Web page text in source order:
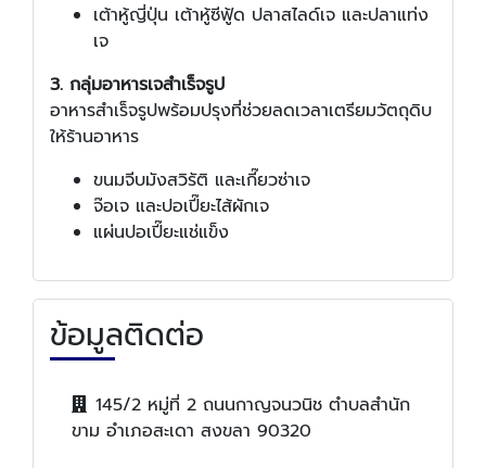
เต้าหู้ญี่ปุ่น เต้าหู้ซีฟู้ด ปลาสไลด์เจ และปลาแท่ง
เจ
3. กลุ่มอาหารเจสำเร็จรูป
อาหารสำเร็จรูปพร้อมปรุงที่ช่วยลดเวลาเตรียมวัตถุดิบ
ให้ร้านอาหาร
ขนมจีบมังสวิรัติ และเกี๊ยวซ่าเจ
จ๊อเจ และปอเปี๊ยะไส้ผักเจ
แผ่นปอเปี๊ยะแช่แข็ง
ข้อมูลติดต่อ
145/2 หมู่ที่ 2 ถนนกาญจนวนิช ตำบลสำนัก
ขาม อำเภอสะเดา สงขลา 90320